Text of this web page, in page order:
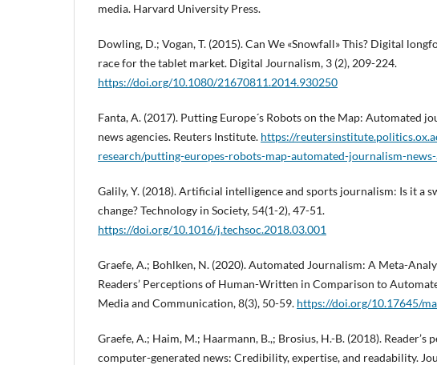
media. Harvard University Press.
Dowling, D.; Vogan, T. (2015). Can We «Snowfall» This? Digital
race for the tablet market. Digital Journalism, 3 (2), 209-224.
https://doi.org/10.1080/21670811.2014.930250
Fanta, A. (2017). Putting Europe´s Robots on the Map: Automated
news agencies. Reuters Institute. https://
research/putting-europes-robots-map-automated-journalism-news-
Galily, Y. (2018). Artificial intelligence and sports journalism: Is it a
change? Technology in Society, 54(1-2), 47-51.
https://doi.org/10.1016/j.techsoc.2018.03.001
Graefe, A.; Bohlken, N. (2020). Automated Journalism: A Meta-
Readers’ Perceptions of Human-Written in Comparison to
Media and Communication, 8(3), 50-59. https://doi.org/10.17645/
Graefe, A.; Haim, M.; Haarmann, B.,; Brosius, H.-B. (2018). Reader’s
computer-generated news: Credibility, expertise, and readability.